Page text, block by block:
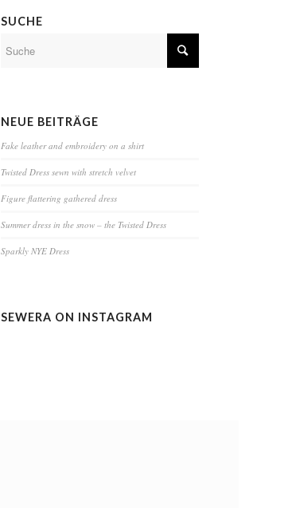
SUCHE
NEUE BEITRÄGE
Fake leather and embroidery on a shirt
Twisted Dress sewn with stretch velvet
Figure flattering gathered dress
Summer dress in the snow – the Twisted Dress
Sparkly NYE Dress
SEWERA ON INSTAGRAM